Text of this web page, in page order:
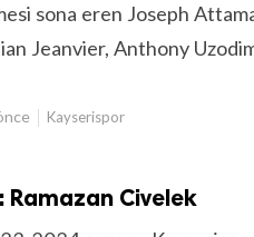
sona eren Joseph
Jeanvier, Anthony
Kayserispor
Ramazan Civelek